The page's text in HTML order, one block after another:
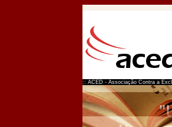
:: ACED - Associação Contra a